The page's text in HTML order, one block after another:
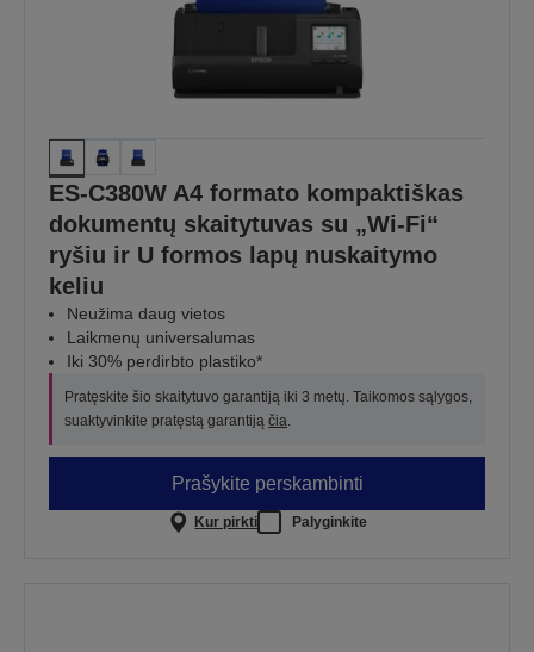
ES-C380W A4 formato kompaktiškas
dokumentų skaitytuvas su „Wi-Fi“
ryšiu ir U formos lapų nuskaitymo
keliu
Neužima daug vietos
Laikmenų universalumas
Iki 30% perdirbto plastiko*
Pratęskite šio skaitytuvo garantiją iki 3 metų. Taikomos sąlygos,
suaktyvinkite pratęstą garantiją čia.
Prašykite perskambinti
Kur pirkti Palyginkite